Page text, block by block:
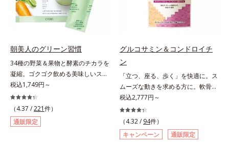
きをかける6成分をぎゅっと凝縮。
吸収もスムーズです。
朝美人のグリーン習慣
34種の野菜＆果物と酵素のチカラを
凝縮。ゴクゴク飲める美味しいスム
ージーでスッキリ生活をサポート。
酵素と野菜＆果物のパワーで、スッ
キリ生活を応援する、粉末状の酵素
スムージーです。赤米や大麦などの
9種の素材を、黒・黄・白の3種の麹
税込1,749円～
（4.37 /221件）
通販限定
グルコサミン＆コンドロイチ
ン
「立つ、座る、歩く」を快適に。ス
ムーズな動きを求める方に。軟骨の
構成成分のもととなるグルコサミン
は体内でも作られますが、加齢とと
もに分解が進行してしまいます。そ
こで、オルビスは軟骨成分にこだわ
りました。6粒中にグルコサミンを
税込2,777円～
（4.32 / 94件）
キャンペーン
通販限定